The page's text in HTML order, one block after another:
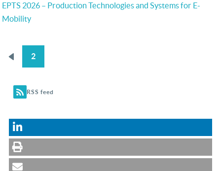
EPTS 2026 – Production Technologies and Systems for E-
Mobility
Vorherige
2
RSS feed